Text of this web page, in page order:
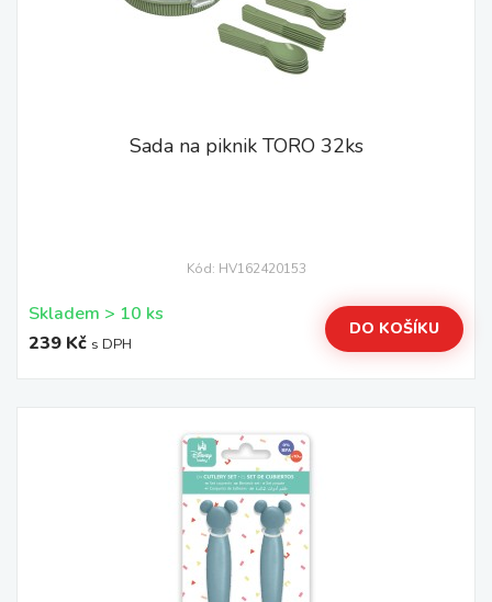
Sada na piknik TORO 32ks
Kód: HV162420153
Skladem > 10 ks
239 Kč s DPH
DO KOŠÍKU